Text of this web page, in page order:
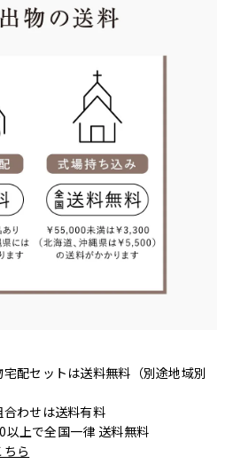
宅配セットは送料無料（別途地域別
わせは送料有料
以上で全国一律 送料無料
ちら